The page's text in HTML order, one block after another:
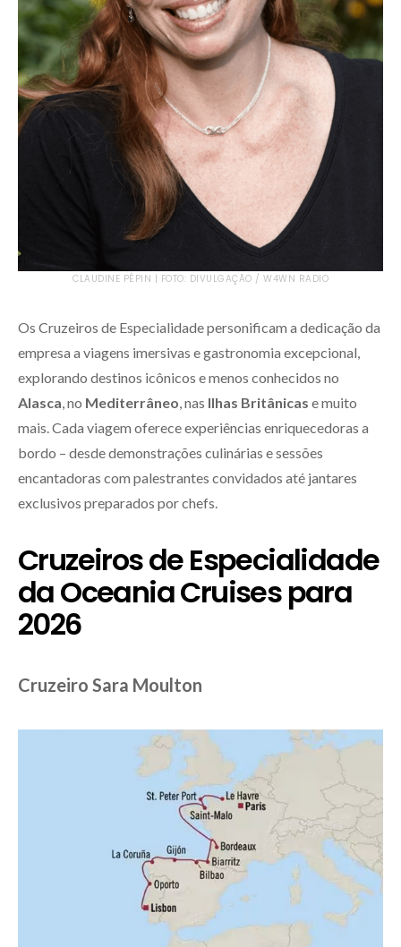
CLAUDINE PÉPIN | FOTO: DIVULGAÇÃO / W4WN RADIO
Os Cruzeiros de Especialidade personificam a dedicação da
empresa a viagens imersivas e gastronomia excepcional,
explorando destinos icônicos e menos conhecidos no
Alasca, no Mediterrâneo, nas Ilhas Britânicas e muito
mais. Cada viagem oferece experiências enriquecedoras a
bordo – desde demonstrações culinárias e sessões
encantadoras com palestrantes convidados até jantares
exclusivos preparados por chefs.
Cruzeiros de Especialidade
da Oceania Cruises para
2026
Cruzeiro Sara Moulton